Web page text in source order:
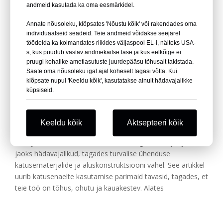
aedade ehitamiseni. Selles artiklis käsitleme kõike, mida
Katusenaelte kasutamise parimad tavad
jaoks hädavajalikud, tagades turvalise ühenduse
katusematerjalide ja aluskonstruktsiooni vahel. See artikkel
uurib katusenaelte kasutamise parimaid tavasid, tagades, et
teie töö on tõhus, ohutu ja kauakestev. Alates
andmeid kasutada ka oma eesmärkidel.
Annate nõusoleku, klõpsates 'Nõustu kõik' või rakendades oma
individuaalseid seadeid. Teie andmeid võidakse seejärel
töödelda ka kolmandates riikides väljaspool EL-i, näiteks USA-
s, kus puudub vastav andmekaitse tase ja kus eelkõige ei
pruugi kohalike ametiasutuste juurdepääsu tõhusalt takistada.
Saate oma nõusoleku igal ajal koheselt tagasi võtta. Kui
klõpsate nupul 'Keeldu kõik', kasutatakse ainult hädavajalikke
küpsiseid.
Keeldu kõik Aktsepteeri kõik